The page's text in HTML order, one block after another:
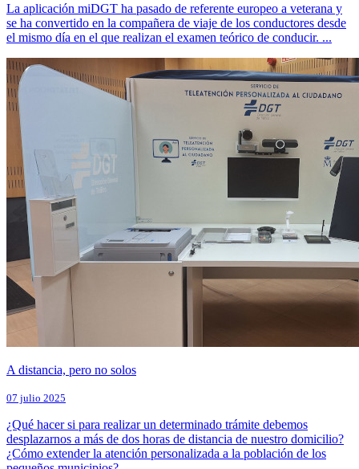
La aplicación miDGT ha pasado de referente europeo a veterana y
se ha convertido en la compañera de viaje de los conductores desde
el mismo día en el que realizan el examen teórico de conducir. ...
A distancia, pero no solos
07 julio 2025
¿Qué hacer si para realizar un determinado trámite debemos
desplazarnos a más de dos horas de distancia de nuestro domicilio?
¿Cómo extender la atención personalizada a la población de los